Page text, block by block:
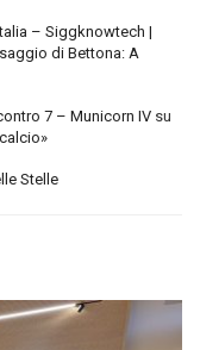
– Siggknowtech |
di Bettona: A
7 – Municorn IV su
Stelle